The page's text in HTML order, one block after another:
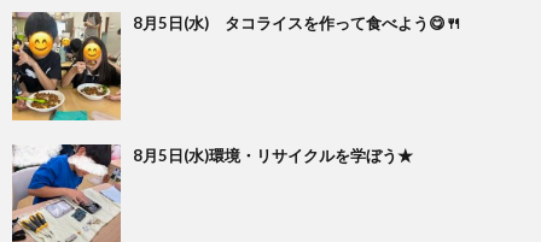
8月5日(水) タコライスを作って食べよう😋🍴
8月5日(水)環境・リサイクルを学ぼう★